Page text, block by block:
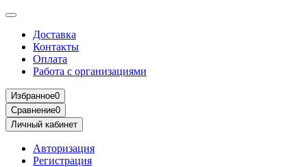
Доставка
Контакты
Оплата
Работа с организациями
Избранное0
Сравнение0
Личный кабинет
Авторизация
Регистрация